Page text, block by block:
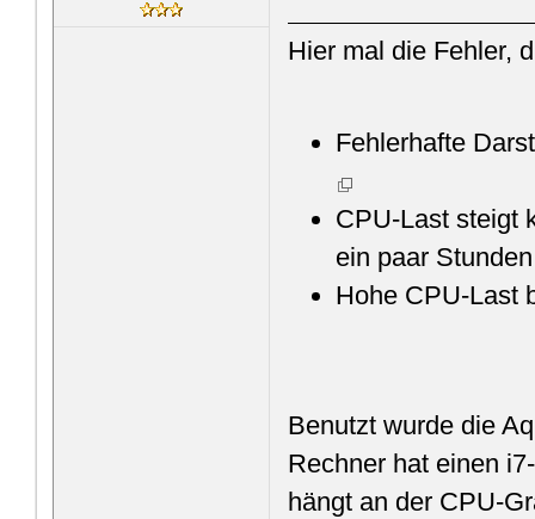
Hier mal die Fehler,
Fehlerhafte
CPU-Last steigt
ein paar
Hohe CPU-Last
Benutzt wurde die
Rechner hat einen
hängt an der CPU-